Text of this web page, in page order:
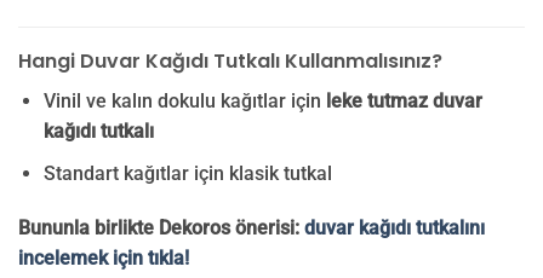
Hangi Duvar Kağıdı Tutkalı Kullanmalısınız?
Vinil ve kalın dokulu kağıtlar için leke tutmaz duvar
kağıdı tutkalı
Standart kağıtlar için klasik tutkal
Bununla birlikte Dekoros önerisi: duvar kağıdı tutkalını
incelemek için tıkla!